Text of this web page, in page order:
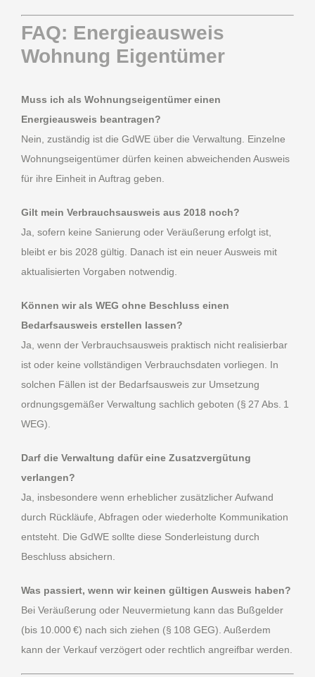
FAQ: Energieausweis
Wohnung Eigentümer
Muss ich als Wohnungseigentümer einen
Energieausweis beantragen?
Nein, zuständig ist die GdWE über die Verwaltung. Einzelne
Wohnungseigentümer dürfen keinen abweichenden Ausweis
für ihre Einheit in Auftrag geben.
Gilt mein Verbrauchsausweis aus 2018 noch?
Ja, sofern keine Sanierung oder Veräußerung erfolgt ist,
bleibt er bis 2028 gültig. Danach ist ein neuer Ausweis mit
aktualisierten Vorgaben notwendig.
Können wir als WEG ohne Beschluss einen
Bedarfsausweis erstellen lassen?
Ja, wenn der Verbrauchsausweis praktisch nicht realisierbar
ist oder keine vollständigen Verbrauchsdaten vorliegen. In
solchen Fällen ist der Bedarfsausweis zur Umsetzung
ordnungsgemäßer Verwaltung sachlich geboten (§ 27 Abs. 1
WEG).
Darf die Verwaltung dafür eine Zusatzvergütung
verlangen?
Ja, insbesondere wenn erheblicher zusätzlicher Aufwand
durch Rückläufe, Abfragen oder wiederholte Kommunikation
entsteht. Die GdWE sollte diese Sonderleistung durch
Beschluss absichern.
Was passiert, wenn wir keinen gültigen Ausweis haben?
Bei Veräußerung oder Neuvermietung kann das Bußgelder
(bis 10.000 €) nach sich ziehen (§ 108 GEG). Außerdem
kann der Verkauf verzögert oder rechtlich angreifbar werden.